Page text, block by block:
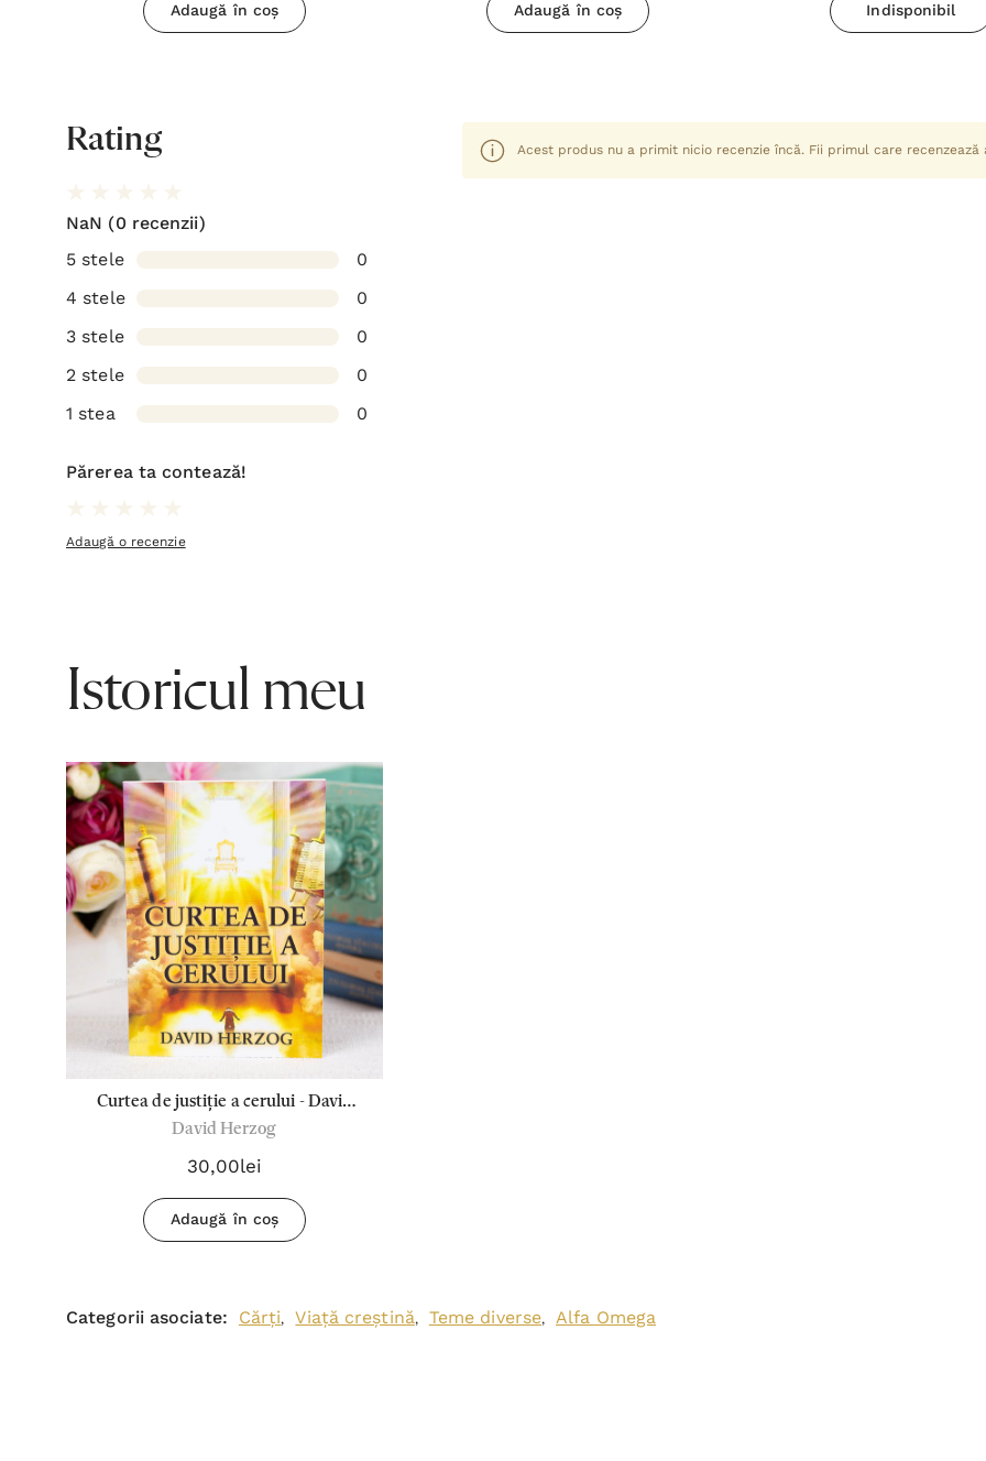
Adaugă în coș Adaugă în coș Indisponibil
Rating
NaN (0 recenzii)
5 stele
0
4 stele
0
3 stele
0
2 stele
0
1 stea
0
Părerea ta contează!
Adaugă o recenzie
Acest produs nu a primit nicio recenzie încă. Fii primul care recenzează
Istoricul meu
Curtea de justiție a cerului - David
Herzog
David Herzog
30,00lei
Adaugă în coș
Categorii asociate: Cărți, Viață creștină, Teme diverse, Alfa Omega